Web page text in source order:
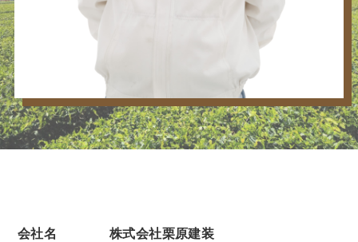
会社名 株式会社栗原建装